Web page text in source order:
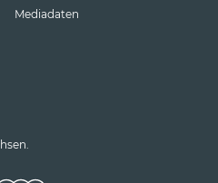
Mediadaten